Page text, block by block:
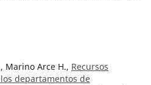
Marino Arce H., Recursos
departamentos de